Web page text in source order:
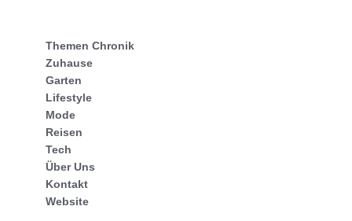
Themen Chronik
Zuhause
Garten
Lifestyle
Mode
Reisen
Tech
Über Uns
Kontakt
Website